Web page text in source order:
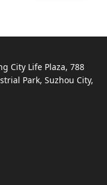
City Life Plaza, 788
Park, Suzhou City,